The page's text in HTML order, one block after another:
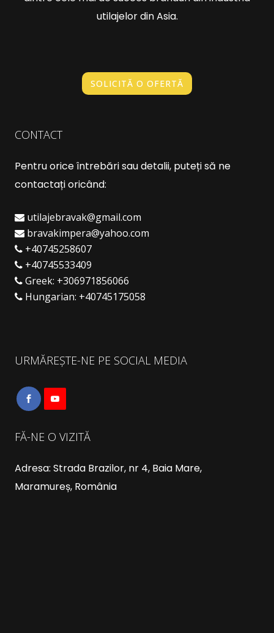
utilajelor din Asia.
SOLICITĂ O OFERTĂ
CONTACT
Pentru orice întrebări sau detalii, puteți să ne
contactați oricând:
utilajebravak@gmail.com
bravakimpera@yahoo.com
+40745258607
+40745533409
Greek: +306971856066
Hungarian: +40745175058
URMĂREȘTE-NE PE SOCIAL MEDIA
FĂ-NE O VIZITĂ
Adresa: Strada Brazilor, nr 4, Baia Mare,
Maramureș, România